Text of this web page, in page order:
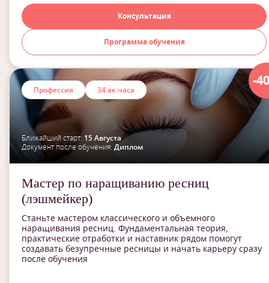
Консультация
Программа обучения
-
Профессия 34 ак.часа
Ближайший старт: 15 Августа
Документ после обучения: Диплом
Мастер по наращиванию ресниц
(лэшмейкер)
Станьте мастером классического и объемного
наращивания ресниц. Фундаментальная теория,
практические отработки и наставник рядом помогут
создавать безупречные ресницы и начать карьеру сразу
после обучения